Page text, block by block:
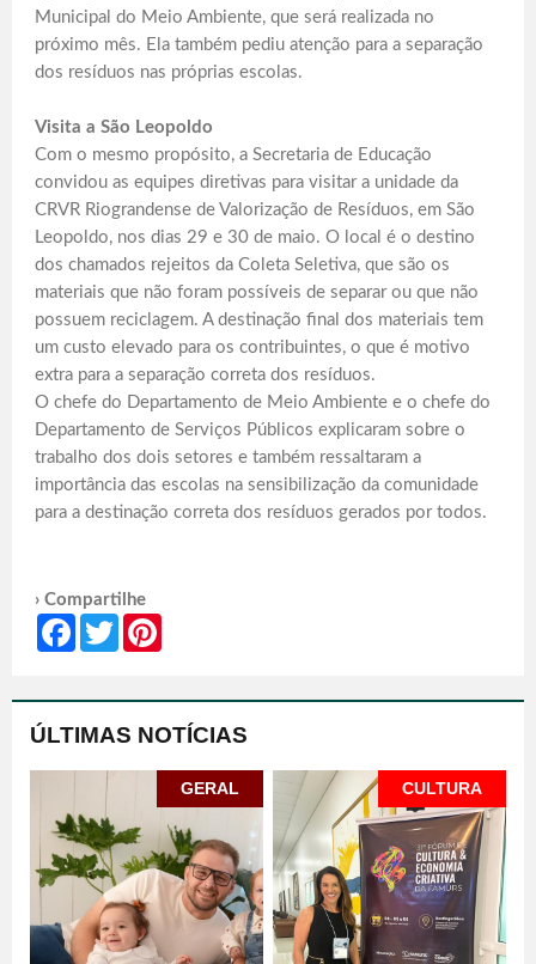
Municipal do Meio Ambiente, que será realizada no
próximo mês. Ela também pediu atenção para a separação
dos resíduos nas próprias escolas.
Visita a São Leopoldo
Com o mesmo propósito, a Secretaria de Educação
convidou as equipes diretivas para visitar a unidade da
CRVR Riograndense de Valorização de Resíduos, em São
Leopoldo, nos dias 29 e 30 de maio. O local é o destino
dos chamados rejeitos da Coleta Seletiva, que são os
materiais que não foram possíveis de separar ou que não
possuem reciclagem. A destinação final dos materiais tem
um custo elevado para os contribuintes, o que é motivo
extra para a separação correta dos resíduos.
O chefe do Departamento de Meio Ambiente e o chefe do
Departamento de Serviços Públicos explicaram sobre o
trabalho dos dois setores e também ressaltaram a
importância das escolas na sensibilização da comunidade
para a destinação correta dos resíduos gerados por todos.
› Compartilhe
Facebook
Twitter
ÚLTIMAS NOTÍCIAS
GERAL CULTURA